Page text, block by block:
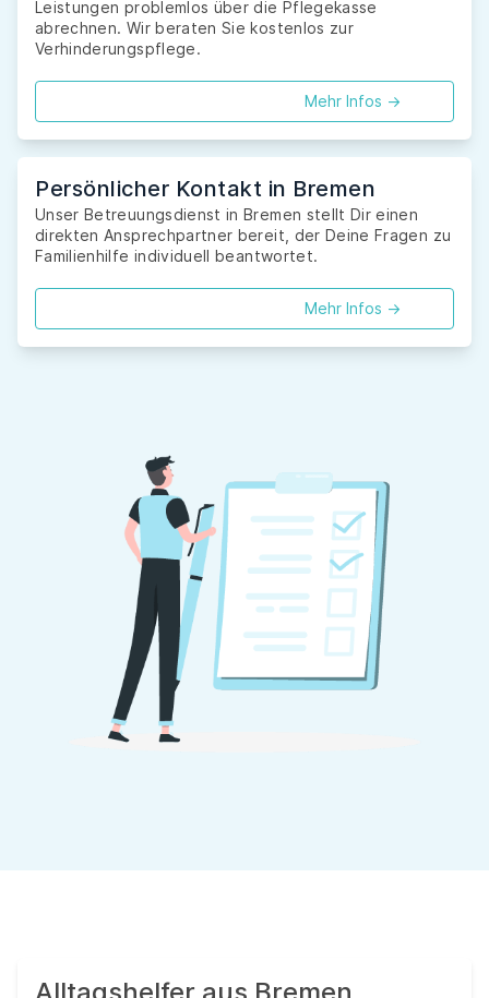
Leistungen problemlos über die Pflegekasse
abrechnen. Wir beraten Sie kostenlos zur
Verhinderungspflege.
Mehr Infos ->
Persönlicher Kontakt in Bremen
Unser Betreuungsdienst in Bremen stellt Dir einen
direkten Ansprechpartner bereit, der Deine Fragen zu
Familienhilfe individuell beantwortet.
Mehr Infos ->